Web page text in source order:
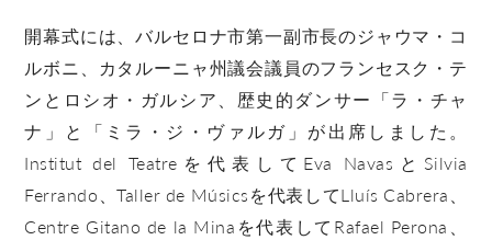
開幕式には、バルセロナ市第一副市長のジャウマ・コ
ルボニ、カタルーニャ州議会議員のフランセスク・テ
ンとロシオ・ガルシア、歴史的ダンサー「ラ・チャ
ナ」と「ミラ・ジ・ヴァルガ」が出席しました。
Institut del Teatreを代表してEva NavasとSilvia
Ferrando、Taller de Músicsを代表してLluís Cabrera、
Centre Gitano de la Minaを代表してRafael Perona、